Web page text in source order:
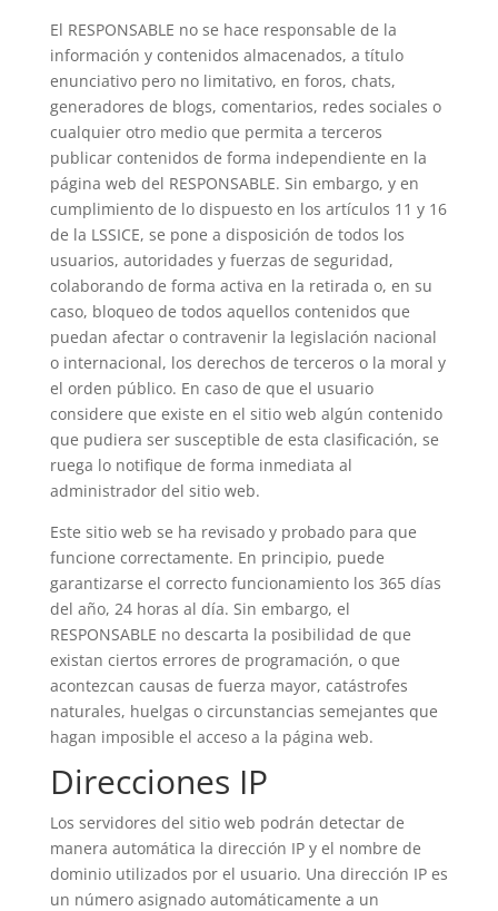
El RESPONSABLE no se hace responsable de la
información y contenidos almacenados, a título
enunciativo pero no limitativo, en foros, chats,
generadores de blogs, comentarios, redes sociales o
cualquier otro medio que permita a terceros
publicar contenidos de forma independiente en la
página web del RESPONSABLE. Sin embargo, y en
cumplimiento de lo dispuesto en los artículos 11 y 16
de la LSSICE, se pone a disposición de todos los
usuarios, autoridades y fuerzas de seguridad,
colaborando de forma activa en la retirada o, en su
caso, bloqueo de todos aquellos contenidos que
puedan afectar o contravenir la legislación nacional
o internacional, los derechos de terceros o la moral y
el orden público. En caso de que el usuario
considere que existe en el sitio web algún contenido
que pudiera ser susceptible de esta clasificación, se
ruega lo notifique de forma inmediata al
administrador del sitio web.
Este sitio web se ha revisado y probado para que
funcione correctamente. En principio, puede
garantizarse el correcto funcionamiento los 365 días
del año, 24 horas al día. Sin embargo, el
RESPONSABLE no descarta la posibilidad de que
existan ciertos errores de programación, o que
acontezcan causas de fuerza mayor, catástrofes
naturales, huelgas o circunstancias semejantes que
hagan imposible el acceso a la página web.
Direcciones IP
Los servidores del sitio web podrán detectar de
manera automática la dirección IP y el nombre de
dominio utilizados por el usuario. Una dirección IP es
un número asignado automáticamente a un